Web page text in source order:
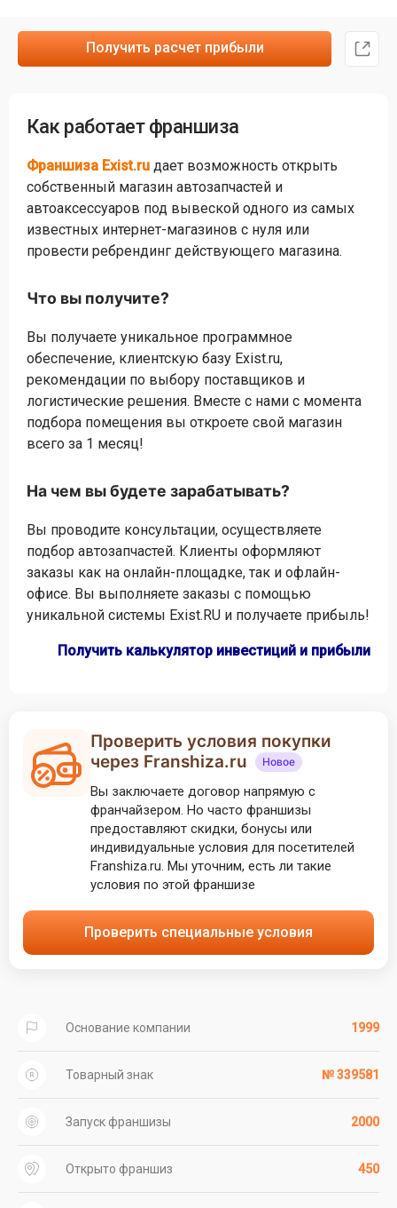
Получить расчет прибыли
Как работает франшиза
Франшиза Exist.ru дает возможность открыть
собственный магазин автозапчастей и
автоаксессуаров под вывеской одного из самых
известных интернет-магазинов с нуля или
провести ребрендинг действующего магазина.
Что вы получите?
Вы получаете уникальное программное
обеспечение, клиентскую базу Exist.ru,
рекомендации по выбору поставщиков и
логистические решения. Вместе с нами с момента
подбора помещения вы откроете свой магазин
всего за 1 месяц!
На чем вы будете зарабатывать?
Вы проводите консультации, осуществляете
подбор автозапчастей. Клиенты оформляют
заказы как на онлайн-площадке, так и офлайн-
офисе. Вы выполняете заказы с помощью
уникальной системы Exist.RU и получаете прибыль!
Получить калькулятор инвестиций и прибыли
Проверить условия покупки
через Franshiza.ru
Новое
Вы заключаете договор напрямую с
франчайзером. Но часто франшизы
предоставляют скидки, бонусы или
индивидуальные условия для посетителей
Franshiza.ru. Мы уточним, есть ли такие
условия по этой франшизе
Проверить специальные условия
Основание компании 1999
Товарный знак № 339581
Запуск франшизы 2000
Открыто франшиз 450